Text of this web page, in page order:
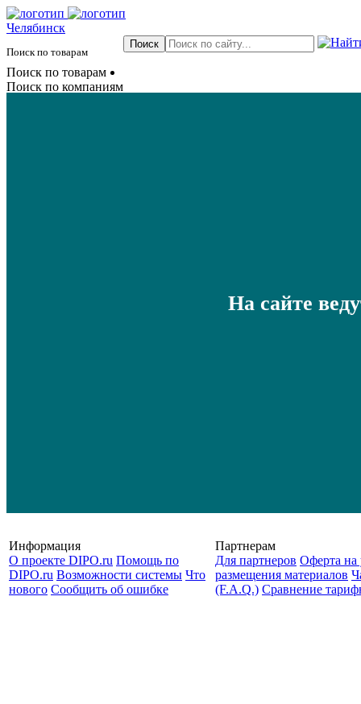
Челябинск
Поиск по товарам
Поиск по товарам
Поиск по компаниям
На сайте
Информация
О проекте DIPO.ru Помощь по
DIPO.ru Возможности системы Что
нового Сообщить об ошибке
Партнерам
Для партнеров Оферта на
размещения материалов
(F.A.Q.) Cравнение